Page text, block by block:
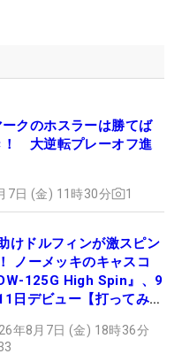
ークのホスラーは勝てば
！ 大逆転プレーオフ進
7日 (金) 11時30分 1
けドルフィンが激スピン
ノーメッキのキャスコ
DW-125G High Spin』、9
日デビュー【打ってみ
年8月7日 (金) 18時36分